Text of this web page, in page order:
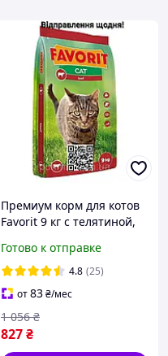
Премиум корм для котов
Favorit 9 кг с телятиной,
стерилизованных
Готово к отправке
4.8 (25)
от83₴/мес
827₴
1 056 ₴